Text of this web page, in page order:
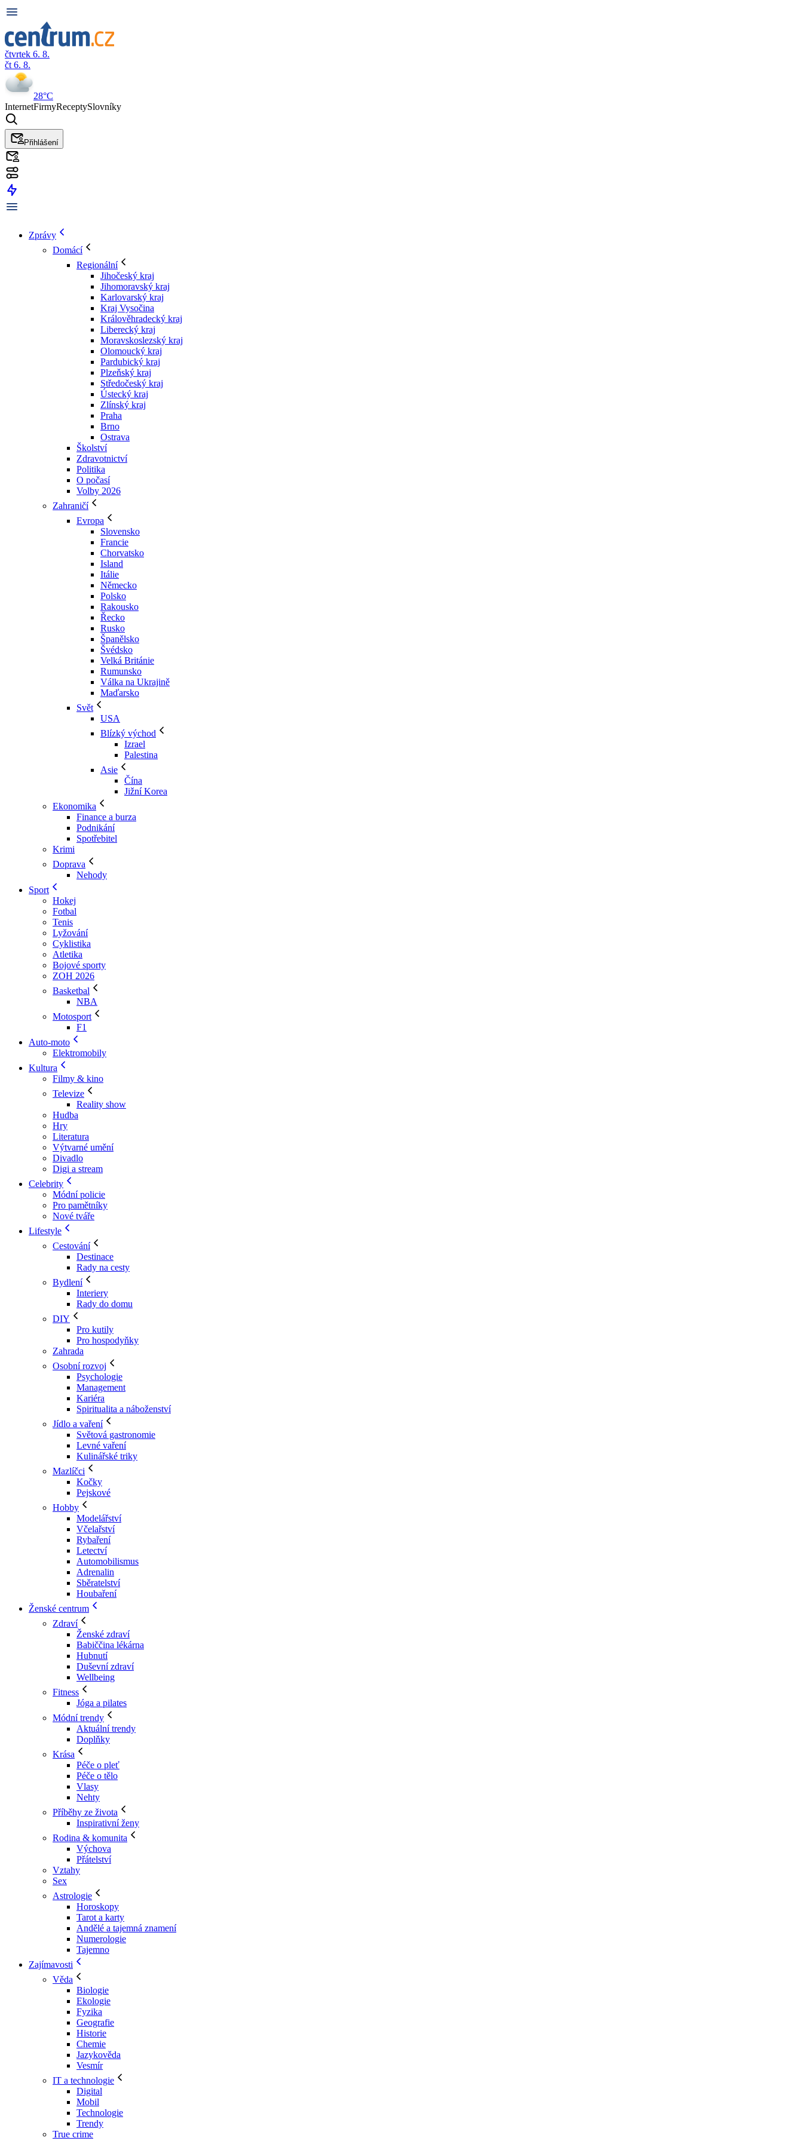
čtvrtek 6. 8.
čt 6. 8.
28°C
InternetFirmyReceptySlovníky
Přihlášení
Zprávy
Domácí
Regionální
Jihočeský kraj
Jihomoravský kraj
Karlovarský kraj
Kraj Vysočina
Králověhradecký kraj
Liberecký kraj
Moravskoslezský kraj
Olomoucký kraj
Pardubický kraj
Plzeňský kraj
Středočeský kraj
Ústecký kraj
Zlínský kraj
Praha
Brno
Ostrava
Školství
Zdravotnictví
Politika
O počasí
Volby 2026
Zahraničí
Evropa
Slovensko
Francie
Chorvatsko
Island
Itálie
Německo
Polsko
Rakousko
Řecko
Rusko
Španělsko
Švédsko
Velká Británie
Rumunsko
Válka na Ukrajině
Maďarsko
Svět
USA
Blízký východ
Izrael
Palestina
Asie
Čína
Jižní Korea
Ekonomika
Finance a burza
Podnikání
Spotřebitel
Krimi
Doprava
Nehody
Sport
Hokej
Fotbal
Tenis
Lyžování
Cyklistika
Atletika
Bojové sporty
ZOH 2026
Basketbal
NBA
Motosport
F1
Auto-moto
Elektromobily
Kultura
Filmy & kino
Televize
Reality show
Hudba
Hry
Literatura
Výtvarné umění
Divadlo
Digi a stream
Celebrity
Módní policie
Pro pamětníky
Nové tváře
Lifestyle
Cestování
Destinace
Rady na cesty
Bydlení
Interiery
Rady do domu
DIY
Pro kutily
Pro hospodyňky
Zahrada
Osobní rozvoj
Psychologie
Management
Kariéra
Spiritualita a náboženství
Jídlo a vaření
Světová gastronomie
Levné vaření
Kulinářské triky
Mazlíčci
Kočky
Pejskové
Hobby
Modelářství
Včelařství
Rybaření
Letectví
Automobilismus
Adrenalin
Sběratelství
Houbaření
Ženské centrum
Zdraví
Ženské zdraví
Babiččina lékárna
Hubnutí
Duševní zdraví
Wellbeing
Fitness
Jóga a pilates
Módní trendy
Aktuální trendy
Doplňky
Krása
Péče o pleť
Péče o tělo
Vlasy
Nehty
Příběhy ze života
Inspirativní ženy
Rodina & komunita
Výchova
Přátelství
Vztahy
Sex
Astrologie
Horoskopy
Tarot a karty
Andělé a tajemná znamení
Numerologie
Tajemno
Zajímavosti
Věda
Biologie
Ekologie
Fyzika
Geografie
Historie
Chemie
Jazykověda
Vesmír
IT a technologie
Digital
Mobil
Technologie
Trendy
True crime